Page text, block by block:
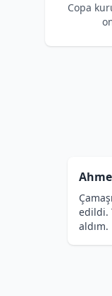
Copa
edildi.
aldım.